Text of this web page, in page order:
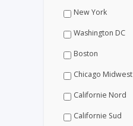
New York
Washington DC
Boston
Chicago Midwest
Californie Nord
Californie Sud